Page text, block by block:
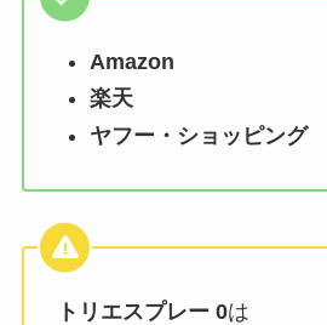
Amazon
楽天
ヤフー・ショッピング
トリエスプレー 0は